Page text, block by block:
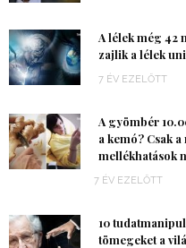
A lélek még 42
zajlik a lélek
7 ÉV EZELŐTT
A gyömbér
a kemó? Csak
mellékhatások
7 ÉV EZELŐTT
10
tömegeket a